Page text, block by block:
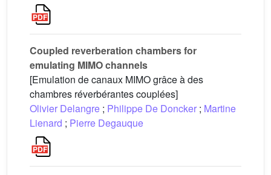
Coupled reverberation chambers for
emulating MIMO channels
[Emulation de canaux MIMO grâce à des
chambres réverbérantes couplées]
Olivier Delangre ; Philippe De Doncker ; Martine
Lienard ; Pierre Degauque